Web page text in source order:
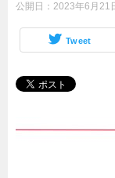
公開日： 2023年6月21
Tweet